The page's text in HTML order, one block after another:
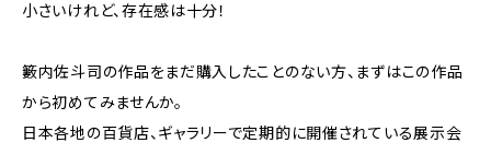
小さいけれど、存在感は十分！
籔内佐斗司の作品をまだ購入したことのない方、まずはこの作品
から初めてみませんか。
日本各地の百貨店、ギャラリーで定期的に開催されている展示会